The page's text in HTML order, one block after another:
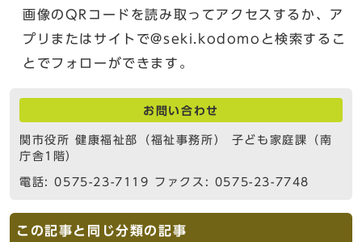
画像のQRコードを読み取ってアクセスするか、ア
プリまたはサイトで@seki.kodomoと検索するこ
とでフォローができます。
お問い合わせ
関市役所 健康福祉部（福祉事務所） 子ども家庭課（南
庁舎1階）
電話: 0575-23-7119 ファクス: 0575-23-7748
この記事と同じ分類の記事